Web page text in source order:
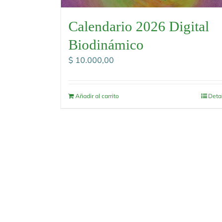
Calendario 2026 Digital
Biodinámico
$ 10.000,00
Añadir al carrito